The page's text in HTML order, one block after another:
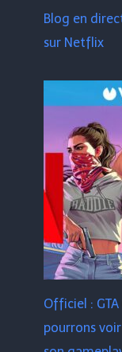
Blog en
sur Netflix
Officiel :
pourrons